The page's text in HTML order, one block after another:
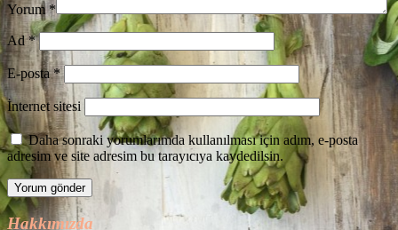
Yorum*
Ad*
E-posta*
İnternet sitesi
Daha sonraki yorumlarımda kullanılması için adım, e-posta
adresim ve site adresim bu tarayıcıya kaydedilsin.
Hakkımızda